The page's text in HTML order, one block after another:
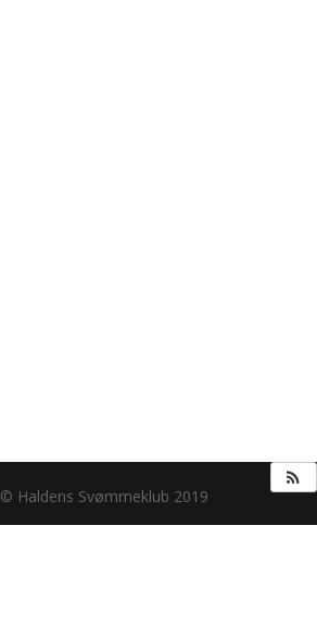
© Haldens Svømmeklub 2019